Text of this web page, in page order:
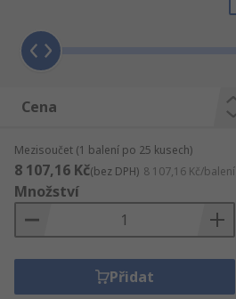
Cena
Mezisoučet (1 balení po 25 kusech)
8 107,16 Kč(bez DPH) 8 107,16 Kč/balení
Množství
Přidat